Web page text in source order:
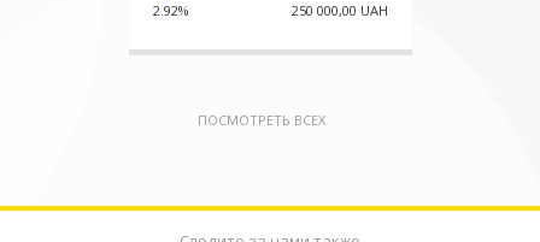
ПОСМОТРЕТЬ ВСЕХ
2.92% 250 000,00 UAH